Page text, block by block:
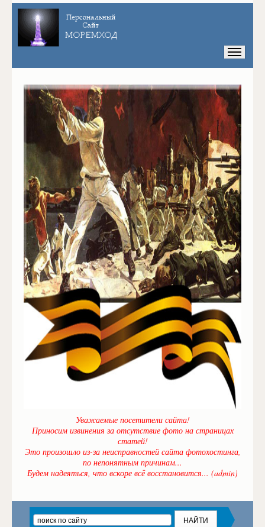
Уважаемые посетители сайта!
Приносим извинения за отсутствие фото на страницах
статей!
Это произошло из-за неисправностей сайта фотохостинга,
по непонятным причинам...
Будем надеяться, что вскоре всё восстановится... (admin)